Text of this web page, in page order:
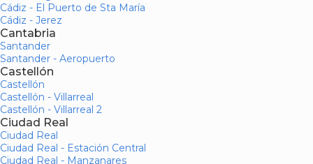
Cádiz - El Puerto de Sta María
Cádiz - Jerez
Cantabria
Santander
Santander - Aeropuerto
Castellón
Castellón
Castellón - Villarreal
Castellón - Villarreal 2
Ciudad Real
Ciudad Real
Ciudad Real - Estación Central
Ciudad Real - Manzanares